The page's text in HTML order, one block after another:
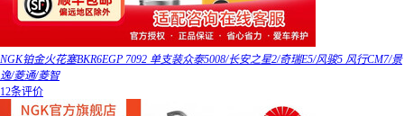
NGK铂金火花塞BKR6EGP 7092 单支装众泰5008/长安之星2/奇瑞E5/风骏5 风行CM7/景
逸/菱通/菱智
12条评价